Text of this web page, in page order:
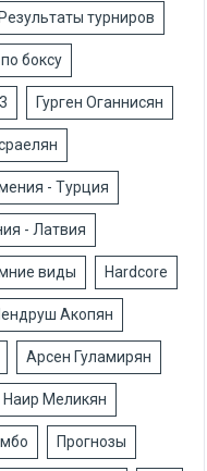
Результаты турниров
боксу
Гурген Оганнисян
- Турция
- Латвия
виды Hardcore
Акопян
Арсен Гуламирян
Наир Меликян
Прогнозы